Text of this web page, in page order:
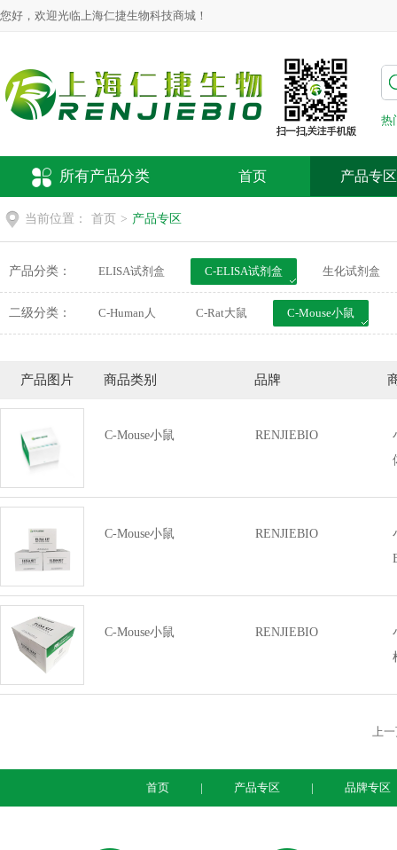
您好，欢迎光临上海仁捷生物科技商城！
热
所有产品分类 首页 产品专区
当前位置： 首页 > 产品专区
产品分类： ELISA试剂盒 C-ELISA试剂盒 生化试剂盒
荧光探针
细胞培养
二级分类：
C-Human人 C-Rat大鼠 C-Mouse小鼠
产品图片 商品类别 品牌
C-Mouse小鼠 RENJIEBIO
C-Mouse小鼠 RENJIEBIO
C-Mouse小鼠 RENJIEBIO
上一
首页 | 产品专区 | 品牌专区